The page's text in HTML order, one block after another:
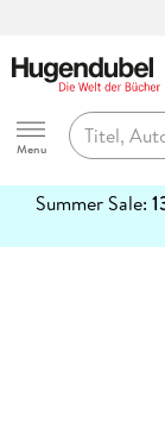
Hugendubel
Menu
Summer Sale:
erfahren